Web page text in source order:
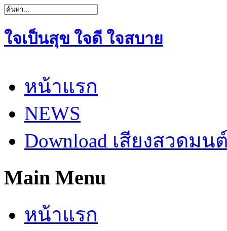
ใจเป็นสุข ใจดี ใจสบาย
หน้าแรก
NEWS
Download เสียงสวดมน
Main Menu
หน้าแรก